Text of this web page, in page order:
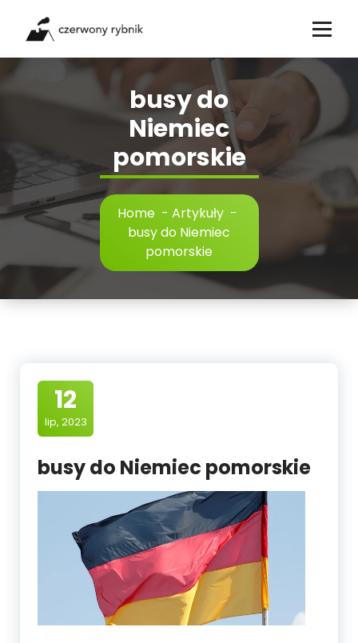
content
busy do
Niemiec
pomorskie
Home - Artykuły -
busy do Niemiec
pomorskie
12
lip, 2023
busy do Niemiec pomorskie